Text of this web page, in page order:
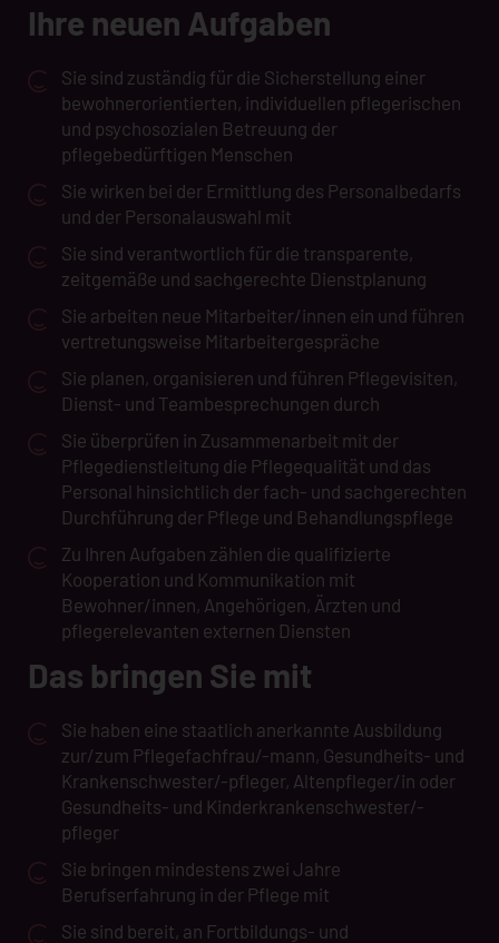
Ihre neuen Aufgaben
Sie sind zuständig für die Sicherstellung einer
bewohnerorientierten, individuellen pflegerischen
und psychosozialen Betreuung der
pflegebedürftigen Menschen
Sie wirken bei der Ermittlung des Personalbedarfs
und der Personalauswahl mit
Sie sind verantwortlich für die transparente,
zeitgemäße und sachgerechte Dienstplanung
Sie arbeiten neue Mitarbeiter/innen ein und führen
vertretungsweise Mitarbeitergespräche
Sie planen, organisieren und führen Pflegevisiten,
Dienst- und Teambesprechungen durch
Sie überprüfen in Zusammenarbeit mit der
Pflegedienstleitung die Pflegequalität und das
Personal hinsichtlich der fach- und sachgerechten
Durchführung der Pflege und Behandlungspflege
Zu Ihren Aufgaben zählen die qualifizierte
Kooperation und Kommunikation mit
Bewohner/innen, Angehörigen, Ärzten und
pflegerelevanten externen Diensten
Das bringen Sie mit
Sie haben eine staatlich anerkannte Ausbildung
zur/zum Pflegefachfrau/-mann, Gesundheits- und
Krankenschwester/-pfleger, Altenpfleger/in oder
Gesundheits- und Kinderkrankenschwester/-
pfleger
Sie bringen mindestens zwei Jahre
Berufserfahrung in der Pflege mit
Sie sind bereit, an Fortbildungs- und